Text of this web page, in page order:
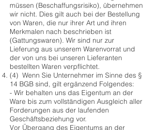
müssen (Beschaffungsrisiko), übernehmen
wir nicht. Dies gilt auch bei der Bestellung
von Waren, die nur ihrer Art und ihren
Merkmalen nach beschrieben ist
(Gattungswaren). Wir sind nur zur
Lieferung aus unserem Warenvorrat und
der von uns bei unseren Lieferanten
bestellten Waren verpflichtet.
(4) Wenn Sie Unternehmer im Sinne des §
14 BGB sind, gilt ergänzend Folgendes:
- Wir behalten uns das Eigentum an der
Ware bis zum vollständigen Ausgleich aller
Forderungen aus der laufenden
Geschäftsbeziehung vor.
Vor Übergang des Eigentums an der